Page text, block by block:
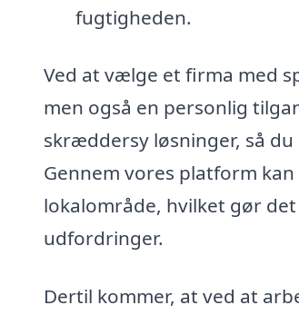
fugtigheden.
Ved at vælge et firma med
men også en personlig
skræddersy løsninger, så
Gennem vores platform
lokalområde, hvilket gør
udfordringer.
Dertil kommer, at ved at